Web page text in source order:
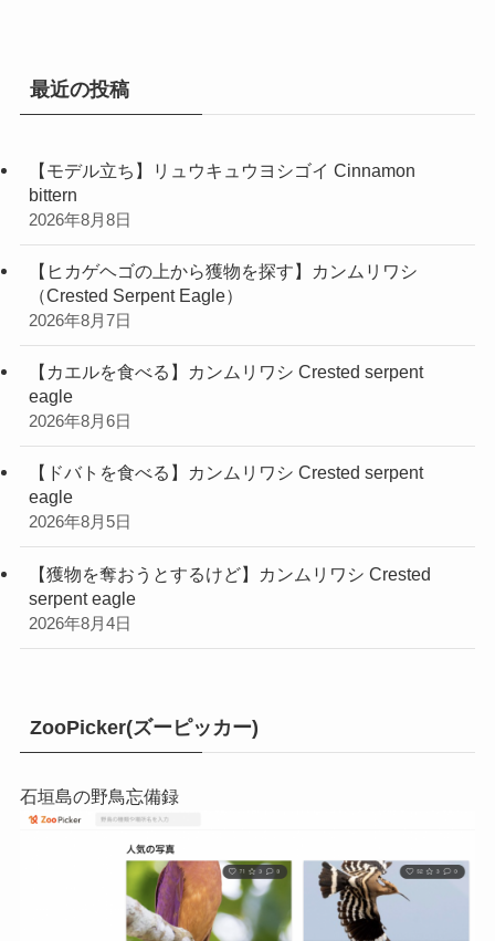
最近の投稿
【モデル立ち】リュウキュウヨシゴイ Cinnamon
bittern
2026年8月8日
【ヒカゲヘゴの上から獲物を探す】カンムリワシ
（Crested Serpent Eagle）
2026年8月7日
【カエルを食べる】カンムリワシ Crested serpent
eagle
2026年8月6日
【ドバトを食べる】カンムリワシ Crested serpent
eagle
2026年8月5日
【獲物を奪おうとするけど】カンムリワシ Crested
serpent eagle
2026年8月4日
ZooPicker(ズーピッカー)
石垣島の野鳥忘備録